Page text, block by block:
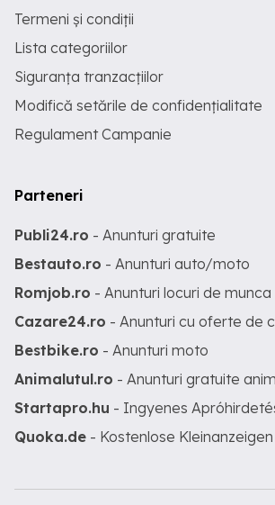
Termeni și condiții
Lista categoriilor
Siguranța tranzacțiilor
Modifică setările de confidențialitate
Regulament Campanie
Parteneri
Publi24.ro - Anunturi gratuite
Bestauto.ro - Anunturi auto/moto
Romjob.ro - Anunturi locuri de munca
Cazare24.ro - Anunturi cu oferte de
Bestbike.ro - Anunturi moto
Animalutul.ro - Anunturi gratuite
Startapro.hu - Ingyenes
Quoka.de - Kostenlose Kleinanzeigen